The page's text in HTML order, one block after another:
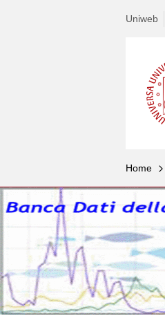
Uniweb
Home